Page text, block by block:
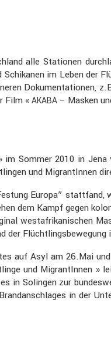
alle Stationen
im Leben der
Dokumen­ta­tionen,
Film « AKABA – Masken
Sommer 2010 in
und Migran­tInnen
Europa”
dem Kampf gegen
westafri­ka­ni­schen
der
auf Asyl am 26.Mai
und Migran­tInnen
in Solingen zur
in der